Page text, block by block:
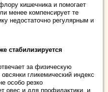
кишечника и помогает
менее компенсирует те
недостаточно регулярным и
стабилизируется
за физическую
гликемический индекс
особо резко
овес и для профилактики, и